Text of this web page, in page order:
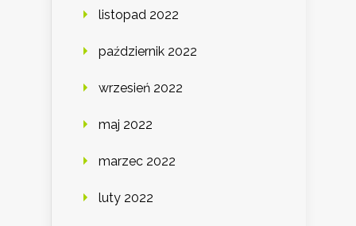
listopad 2022
październik 2022
wrzesień 2022
maj 2022
marzec 2022
luty 2022